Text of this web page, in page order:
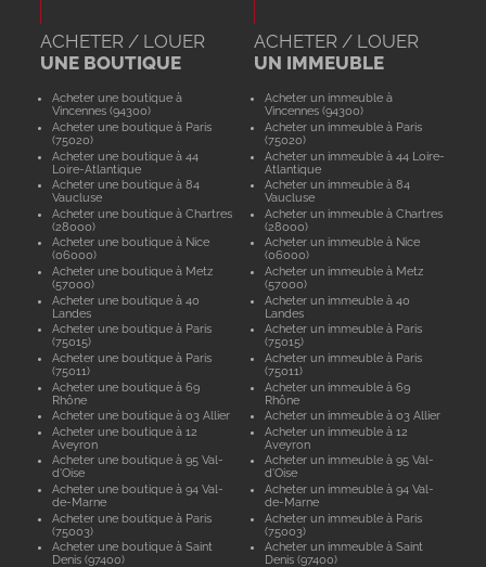
ACHETER / LOUER
UNE BOUTIQUE
Acheter une boutique à
Vincennes (94300)
Acheter une boutique à Paris
(75020)
Acheter une boutique à 44
Loire-Atlantique
Acheter une boutique à 84
Vaucluse
Acheter une boutique à Chartres
(28000)
Acheter une boutique à Nice
(06000)
Acheter une boutique à Metz
(57000)
Acheter une boutique à 40
Landes
Acheter une boutique à Paris
(75015)
Acheter une boutique à Paris
(75011)
Acheter une boutique à 69
Rhône
Acheter une boutique à 03 Allier
Acheter une boutique à 12
Aveyron
Acheter une boutique à 95 Val-
d'Oise
Acheter une boutique à 94 Val-
de-Marne
Acheter une boutique à Paris
(75003)
Acheter une boutique à Saint
Denis (97400)
ACHETER / LOUER
UN IMMEUBLE
Acheter un immeuble à
Vincennes (94300)
Acheter un immeuble à Paris
(75020)
Acheter un immeuble à 44 Loire-
Atlantique
Acheter un immeuble à 84
Vaucluse
Acheter un immeuble à Chartres
(28000)
Acheter un immeuble à Nice
(06000)
Acheter un immeuble à Metz
(57000)
Acheter un immeuble à 40
Landes
Acheter un immeuble à Paris
(75015)
Acheter un immeuble à Paris
(75011)
Acheter un immeuble à 69
Rhône
Acheter un immeuble à 03 Allier
Acheter un immeuble à 12
Aveyron
Acheter un immeuble à 95 Val-
d'Oise
Acheter un immeuble à 94 Val-
de-Marne
Acheter un immeuble à Paris
(75003)
Acheter un immeuble à Saint
Denis (97400)